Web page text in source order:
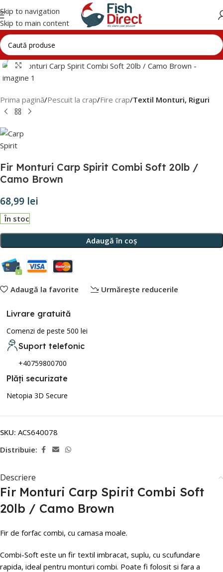
Skip to navigation
Skip to main content
Click to enlarge
Prima pagină Pescuit la crap Fire crap Textil Monturi, Riguri
Fir Monturi Carp Spirit Combi Soft 20lb /
Camo Brown
68,99 lei
În stoc
Adaugă în coș
Adaugă la favorite Urmărește reducerile
Livrare gratuită
Comenzi de peste 500 lei
Suport telefonic
+40759800700
Plăți securizate
Netopia 3D Secure
SKU: ACS640078
Distribuie:
Descriere
Fir Monturi Carp Spirit Combi Soft
20lb / Camo Brown
Fir de forfac combi, cu camasa moale.
Combi-Soft este un fir textil imbracat, suplu, cu scufundare
rapida, ideal pentru monturi combi. Poate fi folosit si fara a